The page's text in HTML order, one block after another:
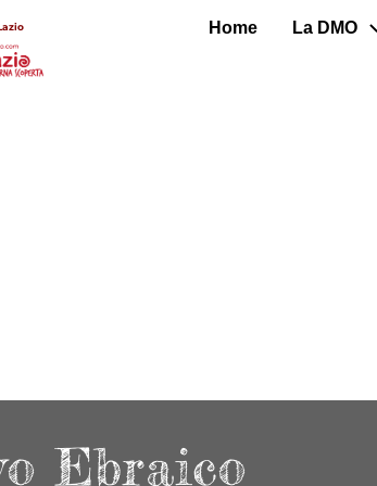
Home La DMO
Ebraico